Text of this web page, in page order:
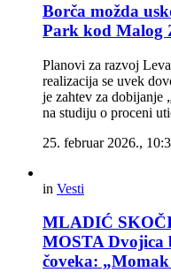
Borča možda
Park kod Malog
Planovi za razvoj
realizacija se uvek
je zahtev za dobijanje
na studiju o proceni
25. februar 2026.,
in Vesti
MLADIĆ
MOSTA Dvojica
čoveka: